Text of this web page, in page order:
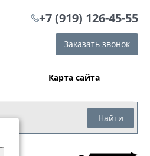
+7 (919) 126-45-55
Заказать звонок
Карта сайта
Найти